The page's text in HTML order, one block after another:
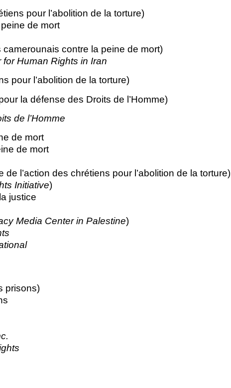
pour l’abolition de la torture)
de mort
contre la peine de mort)
Human Rights in Iran
pour l’abolition de la torture)
la défense des Droits de l’Homme)
de l’Homme
de mort
de mort
l’action des chrétiens pour l’abolition de la torture)
Initiative)
justice
Media Center in Palestine)
prisons)